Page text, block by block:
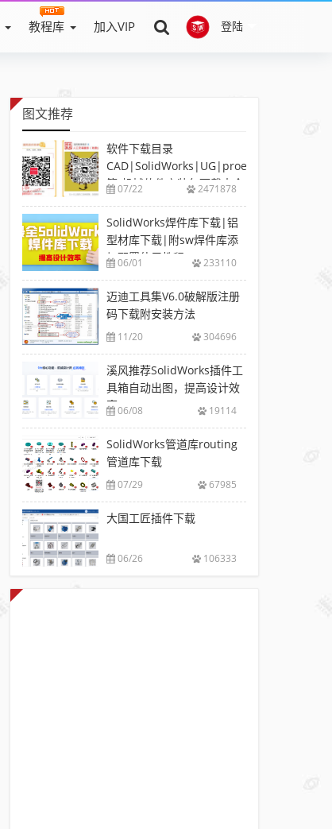
登陆
教程库 加入VIP
图文推荐
软件下载目录
CAD|SolidWorks|UG|proe
等-机械软件安装包下载大全
07/22 2471878
SolidWorks焊件库下载|铝
型材库下载|附sw焊件库添
加配置使用教程
06/01 233110
迈迪工具集V6.0破解版注册
码下载附安装方法
11/20 304696
溪风推荐SolidWorks插件工
具箱自动出图，提高设计效
率06/08 19114
SolidWorks管道库routing
管道库下载
07/29 67985
大国工匠插件下载
06/26 106333